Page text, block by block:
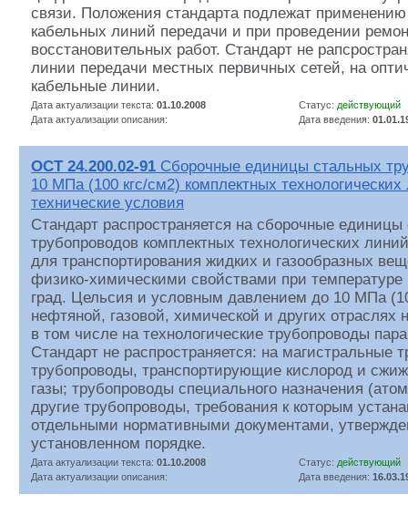
связи. Положения стандарта подлежат
кабельных линий передачи и при проведении
восстановительных работ. Стандарт не
линии передачи местных первичных сетей, на
кабельные линии.
Дата актуализации текста: 01.10.2008 Статус: действующий
Дата актуализации описания:
Дата введения:
ОСТ 24.200.02-91 Сборочные единицы стальных
10 МПа (100 кгс/см2) комплектных
технические условия
Стандарт распространяется на сборочные единицы
трубопроводов комплектных технологических
для транспортирования жидких и газообразных
физико-химическими свойствами при
град. Цельсия и условным давлением до 10 МПа
нефтяной, газовой, химической и других отраслях
в том числе на технологические трубопроводы
Стандарт не распространяется: на магистральные
трубопроводы, транспортирующие кислород и
газы; трубопроводы специального назначения
другие трубопроводы, требования к которым
отдельными нормативными документами,
установленном порядке.
Дата актуализации текста: 01.10.2008 Статус: действующий
Дата актуализации описания:
Дата введения: